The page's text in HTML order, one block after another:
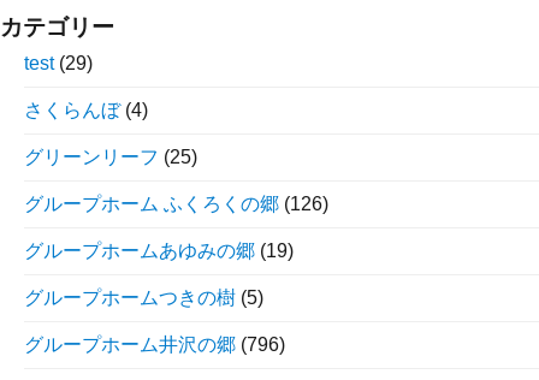
カテゴリー
test(29)
さくらんぼ(4)
グリーンリーフ (25)
グループホーム ふくろくの郷 (126)
グループホームあゆみの郷 (19)
グループホームつきの樹 (5)
グループホーム井沢の郷 (796)